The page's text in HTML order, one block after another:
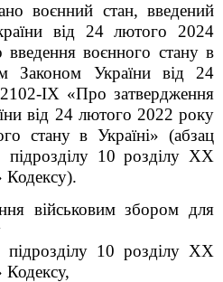
воєнний стан, введений
від 24 лютого 2024
воєнного стану в
Законом України від 24
ІХ «Про затвердження
від 24 лютого 2022 року
стану в Україні» (абзац
підрозділу 10 розділу XX
Кодексу).
військовим збором для
підрозділу 10 розділу XX
Кодексу,